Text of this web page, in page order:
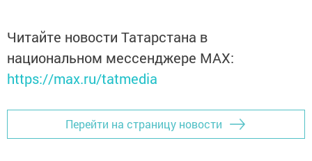
Читайте новости Татарстана в
национальном мессенджере MАХ:
https://max.ru/tatmedia
Перейти на страницу новости